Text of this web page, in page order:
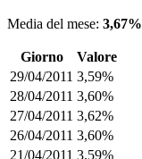
Media del mese: 3,67%
Giorno
Valore
29/04/2011 3,59%
28/04/2011 3,60%
27/04/2011 3,62%
26/04/2011 3,60%
21/04/2011 3,59%